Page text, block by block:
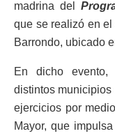
madrina del
que se realizó en
Barrondo, ubicado
En dicho evento,
distintos
ejercicios por
Mayor, que impulsa